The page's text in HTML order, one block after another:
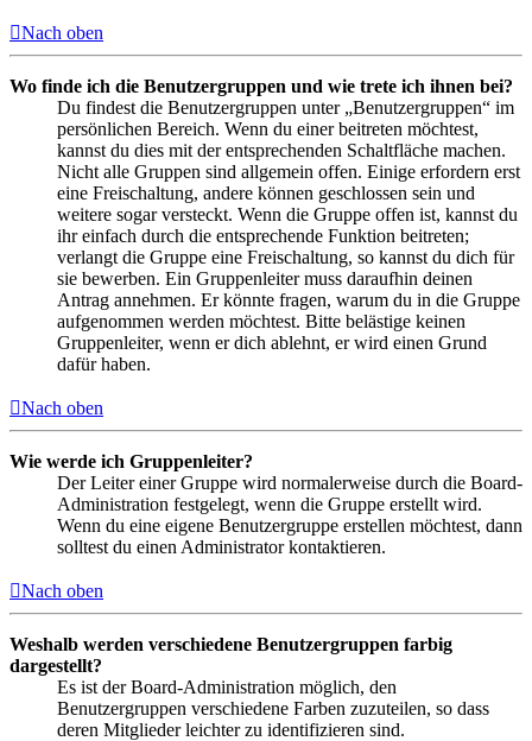
Nach oben
Wo finde ich die Benutzergruppen und wie trete ich ihnen bei?
Du findest die Benutzergruppen unter „Benutzergruppen“ im
persönlichen Bereich. Wenn du einer beitreten möchtest,
kannst du dies mit der entsprechenden Schaltfläche machen.
Nicht alle Gruppen sind allgemein offen. Einige erfordern erst
eine Freischaltung, andere können geschlossen sein und
weitere sogar versteckt. Wenn die Gruppe offen ist, kannst du
ihr einfach durch die entsprechende Funktion beitreten;
verlangt die Gruppe eine Freischaltung, so kannst du dich für
sie bewerben. Ein Gruppenleiter muss daraufhin deinen
Antrag annehmen. Er könnte fragen, warum du in die Gruppe
aufgenommen werden möchtest. Bitte belästige keinen
Gruppenleiter, wenn er dich ablehnt, er wird einen Grund
dafür haben.
Nach oben
Wie werde ich Gruppenleiter?
Der Leiter einer Gruppe wird normalerweise durch die Board-
Administration festgelegt, wenn die Gruppe erstellt wird.
Wenn du eine eigene Benutzergruppe erstellen möchtest, dann
solltest du einen Administrator kontaktieren.
Nach oben
Weshalb werden verschiedene Benutzergruppen farbig
dargestellt?
Es ist der Board-Administration möglich, den
Benutzergruppen verschiedene Farben zuzuteilen, so dass
deren Mitglieder leichter zu identifizieren sind.